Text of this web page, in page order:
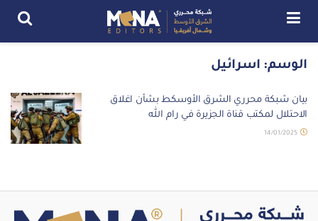
الوسم: اسرائيل
بيان شبكة محرري الشرق الأوسكط بشأن اغلاق
الاحتلال لمكتب قناة الجزيرة في رام الله